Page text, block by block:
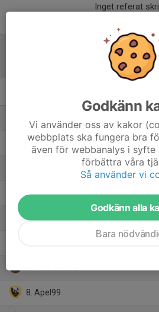
Inget referat
2. Tölö IF
4. Veddige BK Derome
5. Särö Kullavik IF Röd
8. Apel99
Godkänn
Vi använder oss av kakor
webbplats ska fungera bra
även för webbanalys i
förbättra våra
Så använder vi
Godkänn alla
Bara